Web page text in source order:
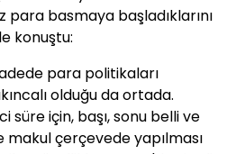
para basmaya başladıklarını
konuştu:
para politikaları
olduğu da ortada.
süre için, başı, sonu belli ve
çerçevede yapılması